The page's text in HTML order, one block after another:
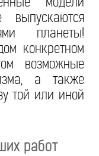
выпускаются
планеты!
конкретном
возможные
а также
той или иной
работ